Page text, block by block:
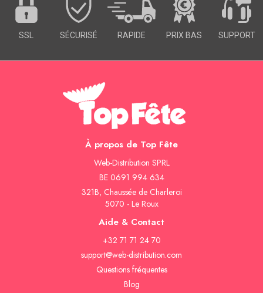
SSL SÉCURISÉ RAPIDE PRIX BAS SUPPORT
À propos de Top Fête
Web-Distribution SPRL
BE 0691 994 634
321B, Chaussée de Charleroi
5070 - Le Roux
Aide & Contact
+32 71 71 24 70
support@web-distribution.com
Questions fréquentes
Blog